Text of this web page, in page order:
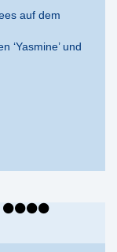
auf dem
‘Yasmine’ und